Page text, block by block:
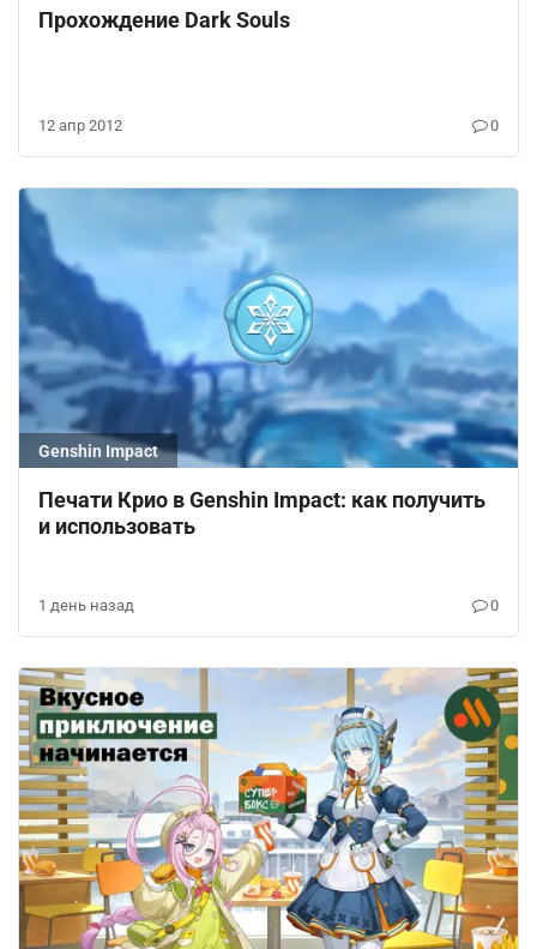
Прохождение Dark Souls
12 апр 2012 0
Genshin Impact
Печати Крио в Genshin Impact: как получить
и использовать
1 день назад 0